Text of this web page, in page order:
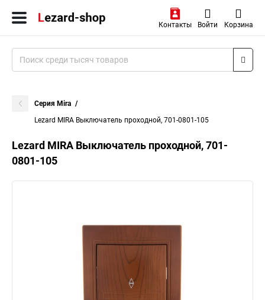
Контакты Войти Корзина
Серия Mira
Lezard MIRA Выключатель проходной, 701-0801-105
Lezard MIRA Выключатель проходной, 701-
0801-105